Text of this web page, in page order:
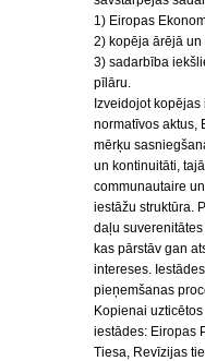
1) Eiropas
2) kopēja ārējā
3) sadarbība
pīlāru.
Izveidojot
normatīvos aktus,
mērķu
un kontinuitāti,
communautaire
iestāžu struktūra.
daļu
kas pārstāv gan
intereses.
pieņemšanas
Kopienai
iestādes: Eiropas
Tiesa, Revīzijas